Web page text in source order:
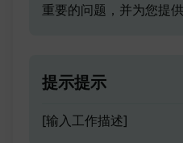
重要的问题，并为您提
提示提示
[输入工作描述]